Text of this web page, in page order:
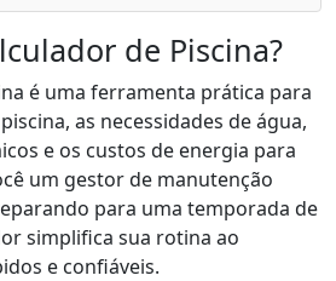
de Piscina?
é uma ferramenta prática para
as necessidades de água,
e os custos de energia para
um gestor de manutenção
para uma temporada de
simplifica sua rotina ao
e confiáveis.